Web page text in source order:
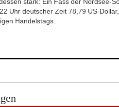
stark: Ein Fass der Nordsee-
Uhr deutscher Zeit 78,79 US-
Handelstags.